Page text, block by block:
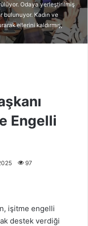
Odaya yerleştirilmiş
bulunuyor. Kadın ve
ellerini kaldırmış,
Engelli
97
işitme engelli
destek verdiği